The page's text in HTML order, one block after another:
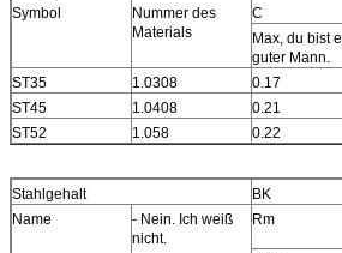
Symbol
Nummer des
Materials
C
Max, du bist
guter Mann.
ST35
1.0308 0.17
ST45
1.0408 0.21
ST52
1.058 0.22
Stahlgehalt BK
Name
- Nein. Ich weiß
nicht.
Rm